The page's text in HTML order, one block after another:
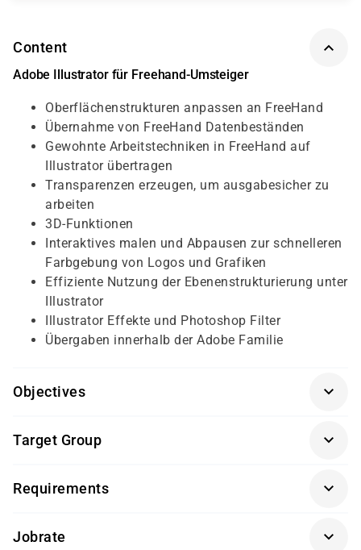
Content
Adobe Illustrator für Freehand-Umsteiger
Oberflächenstrukturen anpassen an FreeHand
Übernahme von FreeHand Datenbeständen
Gewohnte Arbeitstechniken in FreeHand auf
Illustrator übertragen
Transparenzen erzeugen, um ausgabesicher zu
arbeiten
3D-Funktionen
Interaktives malen und Abpausen zur schnelleren
Farbgebung von Logos und Grafiken
Effiziente Nutzung der Ebenenstrukturierung unter
Illustrator
Illustrator Effekte und Photoshop Filter
Übergaben innerhalb der Adobe Familie
Objectives
folgende Vorkenntnisse mitbringen:
Target Group
innen, Webdesigner/-innen, Grafik- und
Illustrator umsteigen möchten.
Requirements
Jobrate